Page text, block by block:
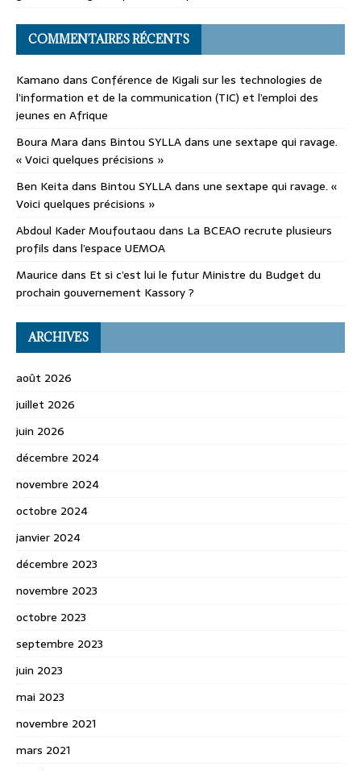
COMMENTAIRES RÉCENTS
Kamano dans Conférence de Kigali sur les technologies de
l’information et de la communication (TIC) et l’emploi des
jeunes en Afrique
Boura Mara dans Bintou SYLLA dans une sextape qui ravage.
« Voici quelques précisions »
Ben Keita dans Bintou SYLLA dans une sextape qui ravage. «
Voici quelques précisions »
Abdoul Kader Moufoutaou dans La BCEAO recrute plusieurs
profils dans l’espace UEMOA
Maurice dans Et si c’est lui le futur Ministre du Budget du
prochain gouvernement Kassory ?
ARCHIVES
août 2026
juillet 2026
juin 2026
décembre 2024
novembre 2024
octobre 2024
janvier 2024
décembre 2023
novembre 2023
octobre 2023
septembre 2023
juin 2023
mai 2023
novembre 2021
mars 2021